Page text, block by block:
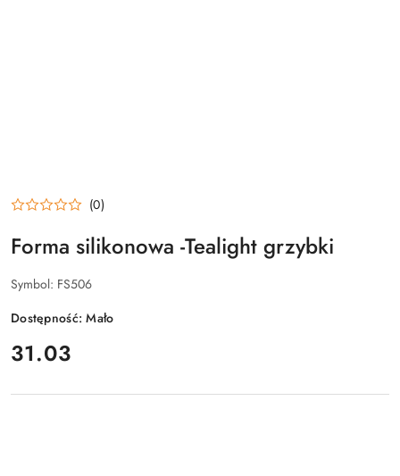
(0)
Forma silikonowa -Tealight grzybki
Symbol: FS506
Dostępność:Mało
cena:
31.03